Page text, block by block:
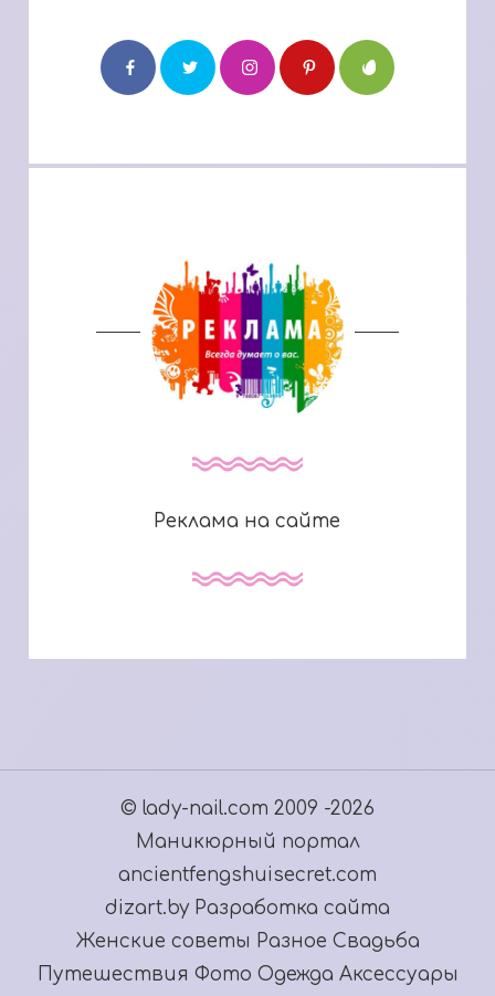
Реклама на сайте
© lady-nail.com 2009 -2026
Маникюрный портал
ancientfengshuisecret.com
dizart.by Разработка сайта
Женские советы Разное Свадьба
Путешествия Фото Одежда Аксессуары